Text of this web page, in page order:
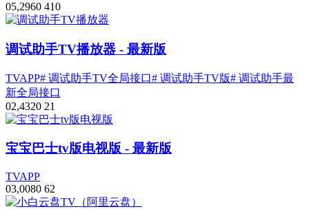
05,2960 410
调试助手TV播放器 - 最新版
TVAPP# 调试助手TV全局接口# 调试助手TV版# 调试助手最
新全局接口
02,4320 21
宝宝巴士tv版电视版 - 最新版
TVAPP
03,0080 62